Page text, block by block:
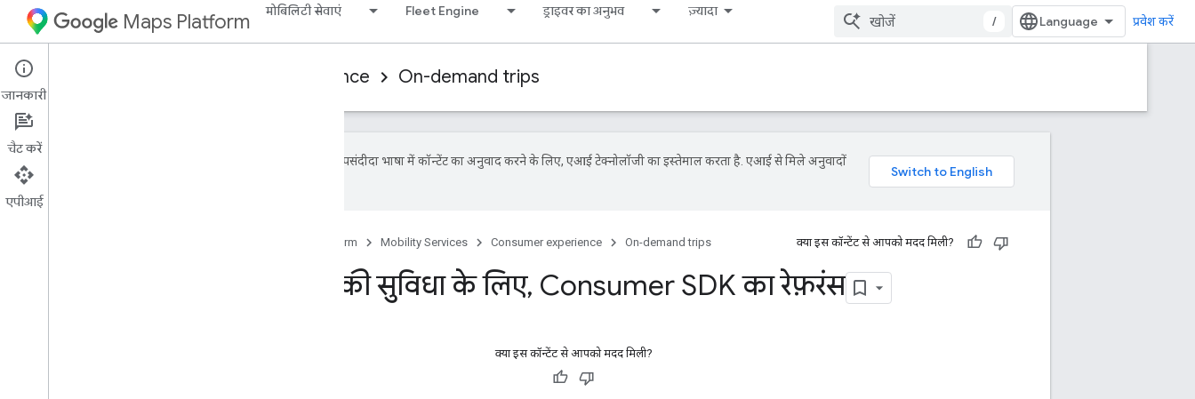
Maps Platform मोबिलिटी सेवाएं Fleet Engine ड्राइवर का अनुभव ज़्यादा
/ प्रवेश करें
Mobility Services Consumer experience On-demand trips
Google आपकी पसंदीदा भाषा में कॉन्टेंट का अनुवाद करने के लिए, एआई टेक्नोलॉजी का इस्तेमाल करता है. एआई से मिले अनुवादों
Google Maps Platform Mobility Services Consumer experience On-demand trips क्या इस कॉन्टेंट से आपको मदद मिली?
OS में मांग पर यात्रा की सुविधा के लिए, Consumer SDK का रेफ़रंस
क्या इस कॉन्टेंट से आपको मदद मिली?
जानकारी
चैट करें
एपीआई